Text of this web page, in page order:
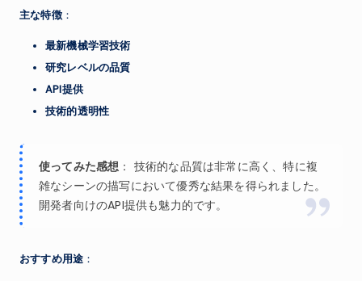
主な特徴：
最新機械学習技術
研究レベルの品質
API提供
技術的透明性
使ってみた感想 ： 技術的な品質は非常に高く、特に複
雑なシーンの描写において優秀な結果を得られました。
開発者向けのAPI提供も魅力的です。
おすすめ用途 ：